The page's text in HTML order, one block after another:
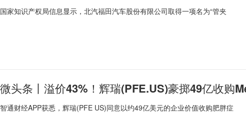
国家知识产权局信息显示，北汽福田汽车股份有限公司取得一项名为“管夹
智通财经APP获悉，辉瑞(PFE US)同意以约49亿美元的企业价值收购肥胖症